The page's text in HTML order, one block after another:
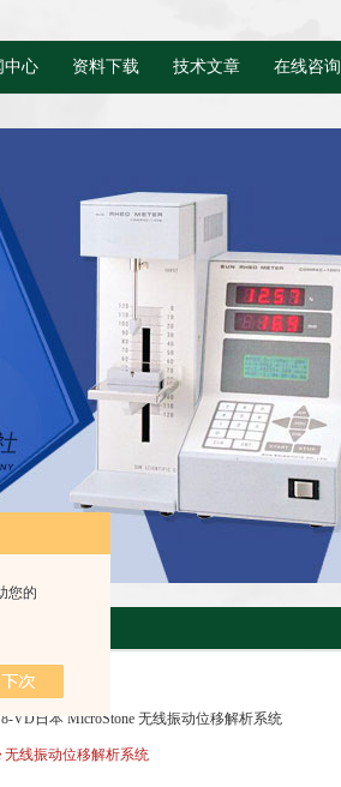
您的
中心 资料下载 技术文章 在线咨询
VD日本 MicroStone 无线振动位移解析系统
无线振动位移解析系统